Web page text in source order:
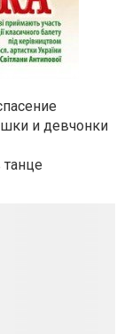
и девчонки